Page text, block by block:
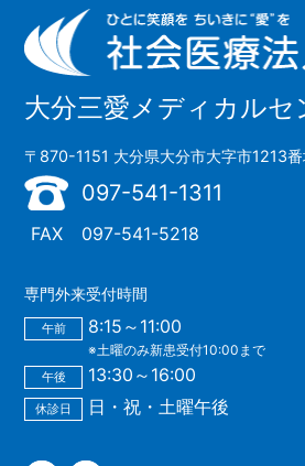
大分三愛メディカルセ
〒870-1151 大分県大分市大字市1213
097-541-1311
FAX 097-541-5218
専門外来受付時間
午前 8:15～11:00
※土曜のみ新患受付10:00まで
午後 13:30～16:00
休診日 日・祝・土曜午後